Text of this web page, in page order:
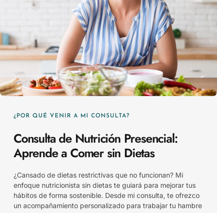
¿POR QUÉ VENIR A MI CONSULTA?
Consulta de Nutrición Presencial:
Aprende a Comer sin Dietas
¿Cansado de dietas restrictivas que no funcionan? Mi
enfoque nutricionista sin dietas te guiará para mejorar tus
hábitos de forma sostenible. Desde mi consulta, te ofrezco
un acompañamiento personalizado para trabajar tu hambre